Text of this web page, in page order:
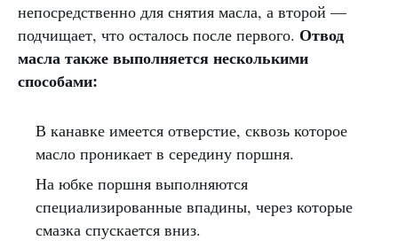
непосредственно для снятия масла, а второй —
подчищает, что осталось после первого. Отвод
масла также выполняется несколькими
способами:
В канавке имеется отверстие, сквозь которое
масло проникает в середину поршня.
На юбке поршня выполняются
специализированные впадины, через которые
смазка спускается вниз.